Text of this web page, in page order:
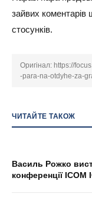
зайвих коментарів
стосунків.
Оригінал: https://
-para-na-otdyhe-za-
ЧИТАЙТЕ ТАКОЖ
Василь Рожко
конференції ICOM